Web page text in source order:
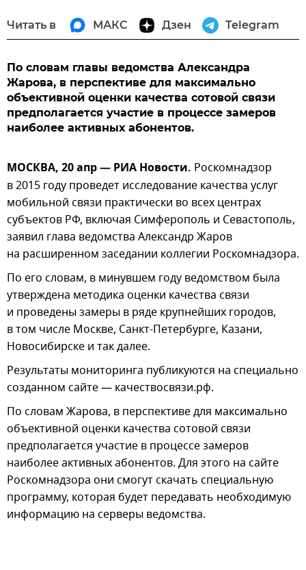
Читать в МАКС Дзен Telegram
По словам главы ведомства Александра
Жарова, в перспективе для максимально
объективной оценки качества сотовой связи
предполагается участие в процессе замеров
наиболее активных абонентов.
МОСКВА, 20 апр — РИА Новости. Роскомнадзор
в 2015 году проведет исследование качества услуг
мобильной связи практически во всех центрах
субъектов РФ, включая Симферополь и Севастополь,
заявил глава ведомства Александр Жаров
на расширенном заседании коллегии Роскомнадзора.
По его словам, в минувшем году ведомством была
утверждена методика оценки качества связи
и проведены замеры в ряде крупнейших городов,
в том числе Москве, Санкт-Петербурге, Казани,
Новосибирске и так далее.
Результаты мониторинга публикуются на специально
созданном сайте — качествосвязи.рф.
По словам Жарова, в перспективе для максимально
объективной оценки качества сотовой связи
предполагается участие в процессе замеров
наиболее активных абонентов. Для этого на сайте
Роскомнадзора они смогут скачать специальную
программу, которая будет передавать необходимую
информацию на серверы ведомства.